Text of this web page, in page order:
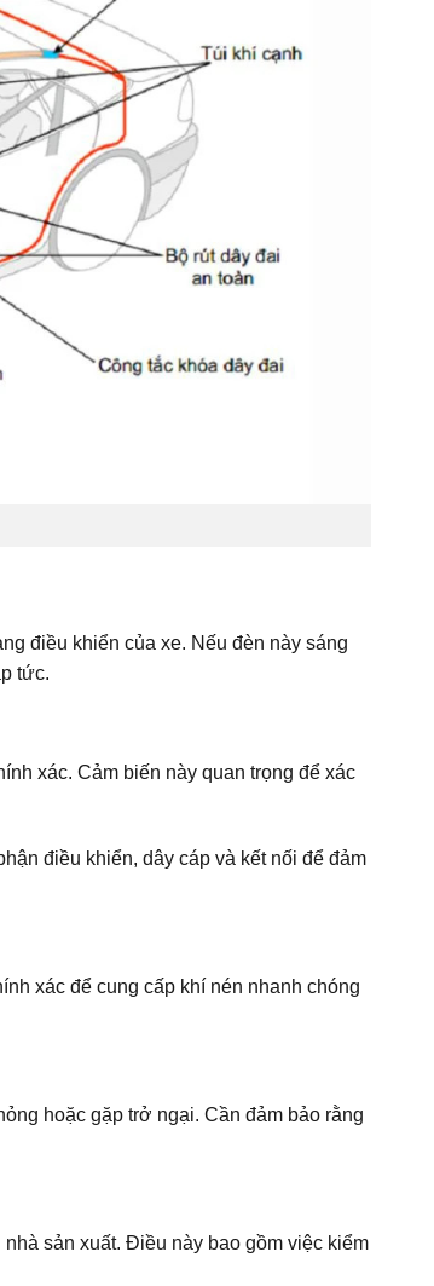
điều khiển của xe. Nếu đèn này sáng
tức.
xác. Cảm biến này quan trọng để xác
điều khiển, dây cáp và kết nối để đảm
xác để cung cấp khí nén nhanh chóng
hoặc gặp trở ngại. Cần đảm bảo rằng
sản xuất. Điều này bao gồm việc kiểm